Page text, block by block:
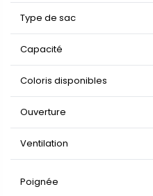
Type de sac
Capacité
Coloris disponibles
Ouverture
Ventilation
Poignée